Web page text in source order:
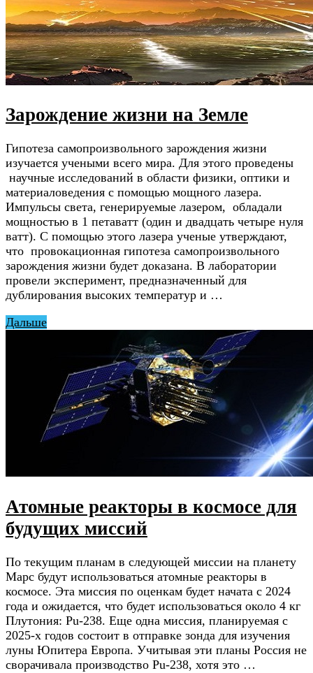
Зарождение жизни на Земле
Гипотеза самопроизвольного зарождения жизни
изучается учеными всего мира. Для этого проведены
научные исследований в области физики, оптики и
материаловедения с помощью мощного лазера.
Импульсы света, генерируемые лазером, обладали
мощностью в 1 петаватт (один и двадцать четыре нуля
ватт). С помощью этого лазера ученые утверждают,
что провокационная гипотеза самопроизвольного
зарождения жизни будет доказана. В лаборатории
провели эксперимент, предназначенный для
дублирования высоких температур и …
Дальше
Атомные реакторы в космосе для
будущих миссий
По текущим планам в следующей миссии на планету
Марс будут использоваться атомные реакторы в
космосе. Эта миссия по оценкам будет начата с 2024
года и ожидается, что будет использоваться около 4 кг
Плутония: Pu-238. Еще одна миссия, планируемая с
2025-х годов состоит в отправке зонда для изучения
луны Юпитера Европа. Учитывая эти планы Россия не
сворачивала производство Pu-238, хотя это …